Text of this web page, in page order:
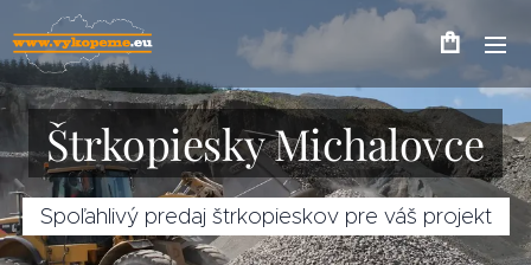
Štrkopiesky Michalovce
Spoľahlivý predaj štrkopieskov pre váš projekt